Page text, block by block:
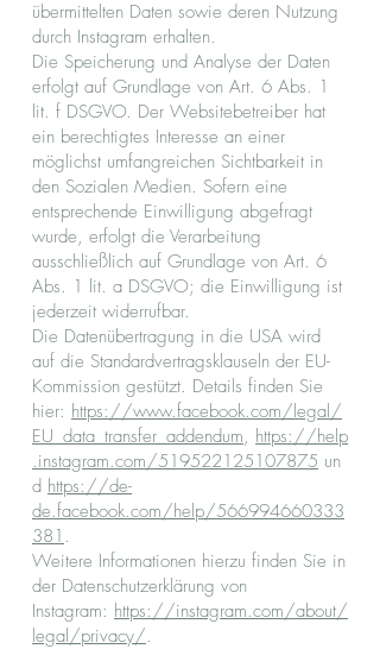
übermittelten Daten sowie deren Nutzung
durch Instagram erhalten.
Die Speicherung und Analyse der Daten
erfolgt auf Grundlage von Art. 6 Abs. 1
lit. f DSGVO. Der Websitebetreiber hat
ein berechtigtes Interesse an einer
möglichst umfangreichen Sichtbarkeit in
den Sozialen Medien. Sofern eine
entsprechende Einwilligung abgefragt
wurde, erfolgt die Verarbeitung
ausschließlich auf Grundlage von Art. 6
Abs. 1 lit. a DSGVO; die Einwilligung ist
jederzeit widerrufbar.
Die Datenübertragung in die USA wird
auf die Standardvertragsklauseln der EU-
Kommission gestützt. Details finden Sie
hier: https://www.facebook.com/legal/
EU_data_transfer_addendum, https://help
.instagram.com/519522125107875 un
d https://de-
de.facebook.com/help/566994660333
381 .
Weitere Informationen hierzu finden Sie in
der Datenschutzerklärung von
Instagram: https://instagram.com/about/
legal/privacy/.